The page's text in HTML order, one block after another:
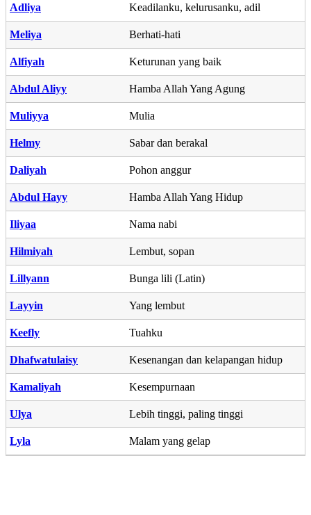
Adliya Keadilanku, kelurusanku, adil
Meliya Berhati-hati
Alfiyah Keturunan yang baik
Abdul Aliyy Hamba Allah Yang Agung
Muliyya Mulia
Helmy Sabar dan berakal
Daliyah Pohon anggur
Abdul Hayy Hamba Allah Yang Hidup
Iliyaa Nama nabi
Hilmiyah Lembut, sopan
Lillyann Bunga lili (Latin)
Layyin Yang lembut
Keefly Tuahku
Dhafwatulaisy Kesenangan dan kelapangan hidup
Kamaliyah Kesempurnaan
Ulya Lebih tinggi, paling tinggi
Lyla Malam yang gelap